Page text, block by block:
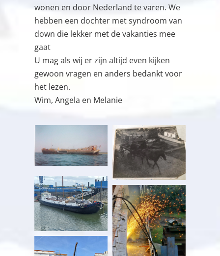
wonen en door Nederland te varen. We
hebben een dochter met syndroom van
down die lekker met de vakanties mee
gaat
U mag als wij er zijn altijd even kijken
gewoon vragen en anders bedankt voor
het lezen.
Wim, Angela en Melanie